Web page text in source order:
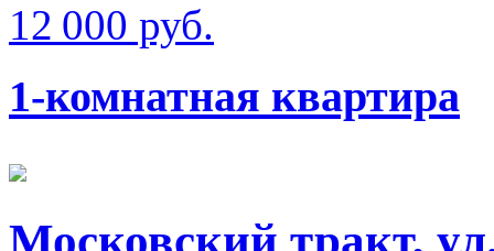
12 000 руб.
1-комнатная квартира